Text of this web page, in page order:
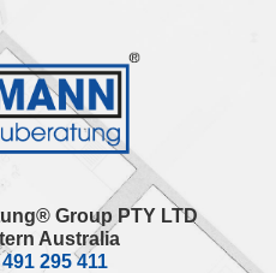
Group PTY LTD
Australia
295 411